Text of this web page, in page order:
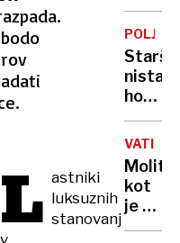
L astniki
luksuznih
stanovanj
v
za
domov
Starša
nista
hotela
plačati
gorski
vodnik
rešil
kot
je ni
bilo